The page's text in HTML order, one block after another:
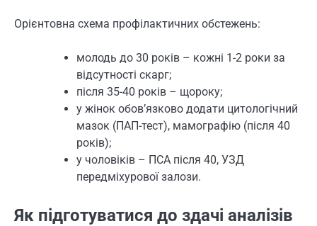
Орієнтовна схема профілактичних обстежень:
молодь до 30 років – кожні 1-2 роки за
відсутності скарг;
після 35-40 років – щороку;
у жінок обов’язково додати цитологічний
мазок (ПАП-тест), мамографію (після 40
років);
у чоловіків – ПСА після 40, УЗД
передміхурової залози.
Як підготуватися до здачі аналізів